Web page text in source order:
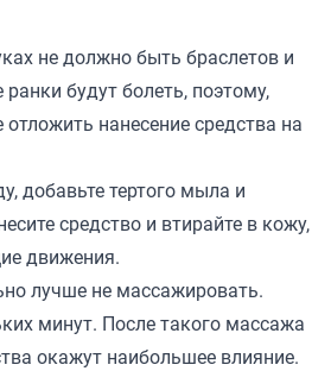
не должно быть браслетов и
будут болеть, поэтому,
нанесение средства на
добавьте тертого мыла и
средство и втирайте в кожу,
движения.
лучше не массажировать.
минут. После такого массажа
окажут наибольшее влияние.